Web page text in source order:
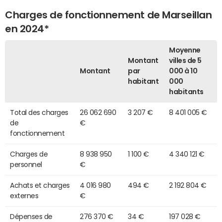
Charges de fonctionnement de Marseillan
en 2024*
Montant
Montant
par
habitant
Moyenne
villes de 5
000 à 10
000
habitants
Total des charges
de
fonctionnement
26 062 690
€
3 207 € 8 401 005 €
Charges de
personnel
8 938 950
€
1 100 € 4 340 121 €
Achats et charges
externes
4 016 980
€
494 € 2 192 804 €
Dépenses de 276 370 € 34 € 197 028 €